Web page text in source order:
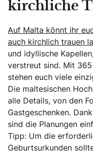
kirchliche
Auf Malta könnt ihr
auch kirchlich trauen
und idyllische
verstreut sind. Mit
stehen euch viele
Die maltesischen
alle Details, von den
Gastgeschenken.
sind die Planungen
Tipp: Um die
Geburtsurkunden